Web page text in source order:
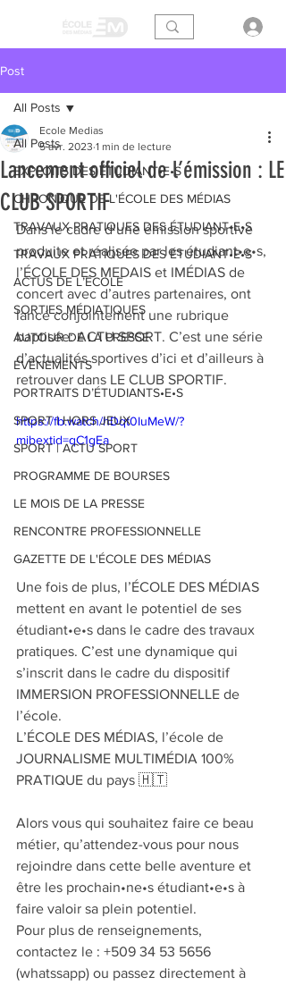
Post
All Posts
EXPLOITS DES ÉTUDIANT•E•S
CHRONIQUE DE L'ÉCOLE DES MÉDIAS
TRAVAUX PRATIQUES DES ÉTUDIANT•E•S
TRAVAUX PRATIQUES DES ÉTUDIANT•E•S
ACTUS DE L’ÉCOLE
SORTIES MÉDIATIQUES
AUTOUR DE LA PRESSE
ÉVÉNEMENTS
PORTRAITS D’ÉTUDIANTS•E•S
SPORT | HORS JEUX
SPORT | ACTU SPORT
PROGRAMME DE BOURSES
LE MOIS DE LA PRESSE
RENCONTRE PROFESSIONNELLE
GAZETTE DE L'ÉCOLE DES MÉDIAS
All Posts
Lancement officiel de l’émission : LE
CLUB SPORTIF
Ecole Medias
5 avr. 2023 1 min de lecture
Dans le cadre d’une émission sportive
produite et réalisée par les étudiant•e•s,
l’ÉCOLE DES MEDAIS et IMÉDIAS de
concert avec d’autres partenaires, ont
lancé conjointement une rubrique
baptisée: ACTU SPORT. C’est une série
d’actualités sportives d’ici et d’ailleurs à
retrouver dans LE CLUB SPORTIF.
https://fb.watch/hDqt0IuMeW/?
mibextid=qC1gEa
Une fois de plus, l’ÉCOLE DES MÉDIAS
mettent en avant le potentiel de ses
étudiant•e•s dans le cadre des travaux
pratiques. C’est une dynamique qui
s’inscrit dans le cadre du dispositif
IMMERSION PROFESSIONNELLE de
l’école.
L’ÉCOLE DES MÉDIAS, l’école de
JOURNALISME MULTIMÉDIA 100%
PRATIQUE du pays 🇭🇹
Alors vous qui souhaitez faire ce beau
métier, qu’attendez-vous pour nous
rejoindre dans cette belle aventure et
être les prochain•ne•s étudiant•e•s à
faire valoir sa plein potentiel.
Pour plus de renseignements,
contactez le : +509 34 53 5656
(whatssapp) ou passez directement à